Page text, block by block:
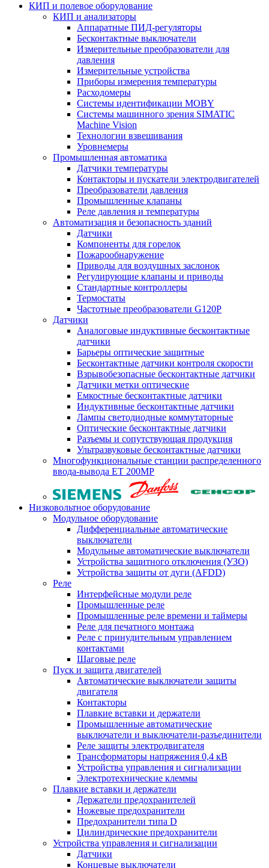
КИП и полевое оборудование
КИП и анализаторы
Аппаратные ПИД-регуляторы
Бесконтактные выключатели
Измерительные преобразователи для
давления
Измерительные устройства
Приборы измерения температуры
Расходомеры
Системы идентификации MOBY
Системы машинного зрения SIMATIC
Machine Vision
Технологии взвешивания
Уровнемеры
Промышленная автоматика
Датчики температуры
Контакторы и пускатели электродвигателей
Преобразователи давления
Промышленные клапаны
Реле давления и температуры
Автоматизация и безопасность зданий
Датчики
Компоненты для горелок
Пожарообнаружение
Приводы для воздушных заслонок
Регулирующие клапаны и приводы
Стандартные контроллеры
Термостаты
Частотные преобразователи G120P
Датчики
Аналоговые индуктивные бесконтактные
датчики
Барьеры оптические защитные
Бесконтактные датчики контроля скорости
Взрывобезопасные бесконтактные датчики
Датчики метки оптические
Емкостные бесконтактные датчики
Индуктивные бесконтактные датчики
Лампы светодиодные коммутаторные
Оптические бесконтактные датчики
Разъемы и сопутствующая продукция
Ультразвуковые бесконтактные датчики
Многофункциональные станции распределенного
ввода-вывода ET 200MP
Низковольтное оборудование
Модульное оборудование
Дифференциальные автоматические
выключатели
Модульные автоматические выключатели
Устройства защитного отключения (УЗО)
Устройства защиты от дуги (AFDD)
Реле
Интерфейсные модули реле
Промышленные реле
Промышленные реле времени и таймеры
Реле для печатного монтажа
Реле с принудительным управлением
контактами
Шаговые реле
Пуск и защита двигателей
Автоматические выключатели защиты
двигателя
Контакторы
Плавкие вставки и держатели
Промышленные автоматические
выключатели и выключатели-разъединители
Реле защиты электродвигателя
Трансформаторы напряжения 0,4 кВ
Устройства управления и сигнализации
Электротехнические клеммы
Плавкие вставки и держатели
Держатели предохранителей
Ножевые предохранители
Предохранители типа D
Цилиндрические предохранители
Устройства управления и сигнализации
Датчики
Концевые выключатели